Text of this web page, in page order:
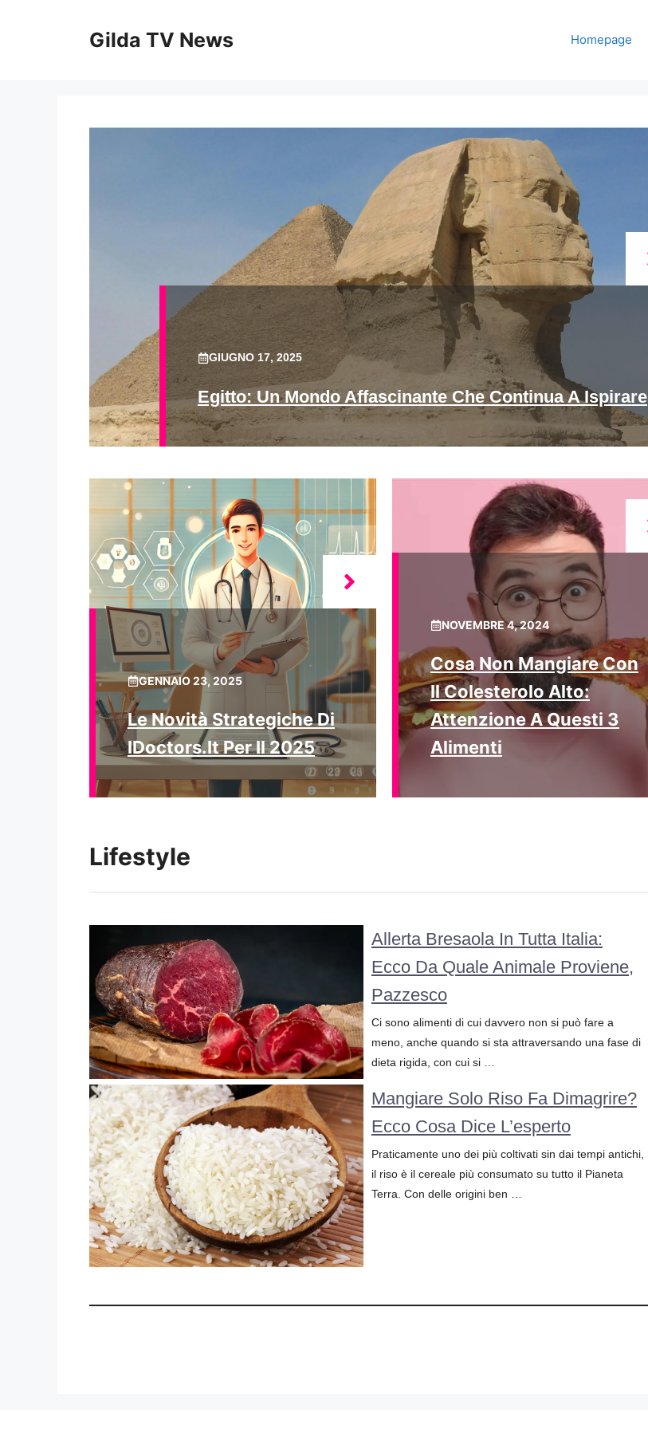
Gilda TV News Homepage
GIUGNO 17, 2025
Egitto: Un Mondo Affascinante Che Continua A Ispirare
GENNAIO 23, 2025
Le Novità Strategiche Di
IDoctors.it Per Il 2025
NOVEMBRE 4, 2024
Cosa Non Mangiare Con
Il Colesterolo Alto:
Attenzione A Questi 3
Alimenti
Lifestyle
Allerta Bresaola In Tutta Italia:
Ecco Da Quale Animale Proviene,
Pazzesco
Ci sono alimenti di cui davvero non si può fare a
meno, anche quando si sta attraversando una fase di
dieta rigida, con cui si …
Mangiare Solo Riso Fa Dimagrire?
Ecco Cosa Dice L’esperto
Praticamente uno dei più coltivati sin dai tempi antichi,
il riso è il cereale più consumato su tutto il Pianeta
Terra. Con delle origini ben …